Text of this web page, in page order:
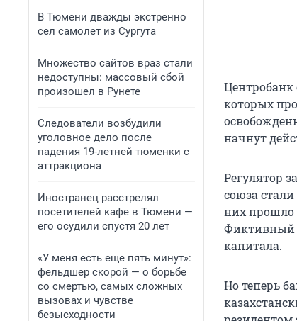
В Тюмени дважды экстренно
сел самолет из Сургута
Множество сайтов враз стали
недоступны: массовый сбой
произошел в Рунете
Следователи возбудили
уголовное дело после
падения 19-летней тюменки с
аттракциона
Иностранец расстрелял
посетителей кафе в Тюмени —
его осудили спустя 20 лет
«У меня есть еще пять минут»:
фельдшер скорой — о борьбе
со смертью, самых сложных
вызовах и чувстве
безысходности
Центробанк
которых
начнут
Регулятор
союза
них прошло
Фиктивный
капитала.
Но теперь